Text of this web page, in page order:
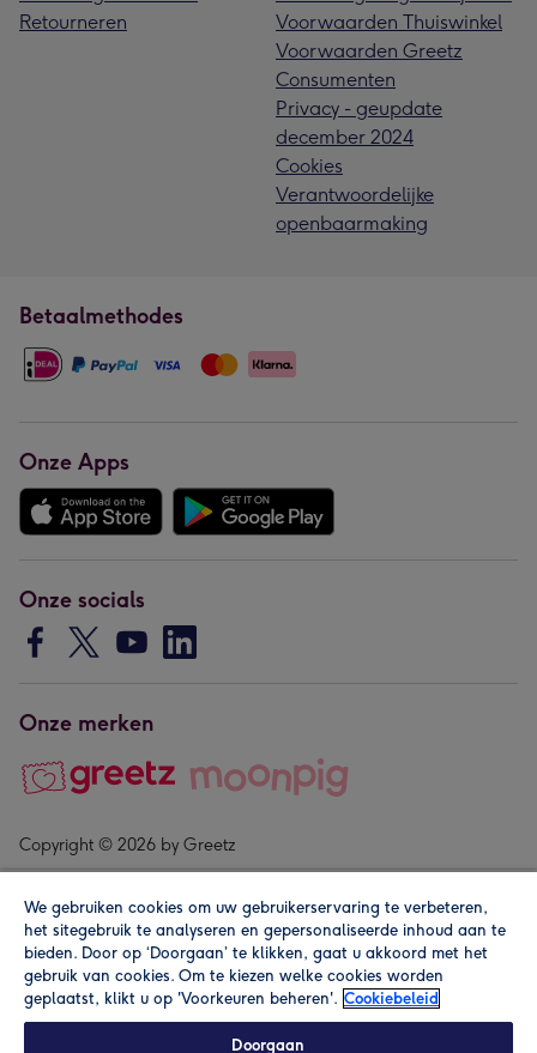
Retourneren
Voorwaarden Thuiswinkel
Voorwaarden Greetz
Consumenten
Privacy - geupdate
december 2024
Cookies
Verantwoordelijke
openbaarmaking
Betaalmethodes
Onze Apps
Onze socials
Onze merken
Copyright © 2026 by Greetz
Alle prijzen zijn inclusief btw en andere heffingen. Lees de
We gebruiken cookies om uw gebruikerservaring te verbeteren,
het sitegebruik te analyseren en gepersonaliseerde inhoud aan te
bieden. Door op ‘Doorgaan’ te klikken, gaat u akkoord met het
gebruik van cookies. Om te kiezen welke cookies worden
geplaatst, klikt u op 'Voorkeuren beheren'. Cookiebeleid
Doorgaan